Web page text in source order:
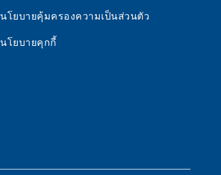
นโยบายคุ้มครองความเป็นส่วนตัว
นโยบายคุกกี้